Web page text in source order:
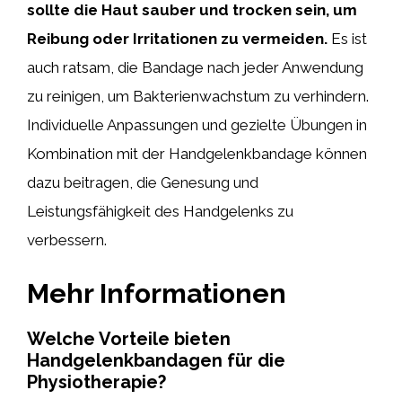
sollte die Haut sauber und trocken sein, um
Reibung oder Irritationen zu vermeiden. Es ist
auch ratsam, die Bandage nach jeder Anwendung
zu reinigen, um Bakterienwachstum zu verhindern.
Individuelle Anpassungen und gezielte Übungen in
Kombination mit der Handgelenkbandage können
dazu beitragen, die Genesung und
Leistungsfähigkeit des Handgelenks zu
verbessern.
Mehr Informationen
Welche Vorteile bieten
Handgelenkbandagen für die
Physiotherapie?